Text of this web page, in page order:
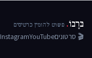
בּרָבוֹ. פשוט להזמין כרטיסים
🎬 סרטוניםYouTube
Instagram